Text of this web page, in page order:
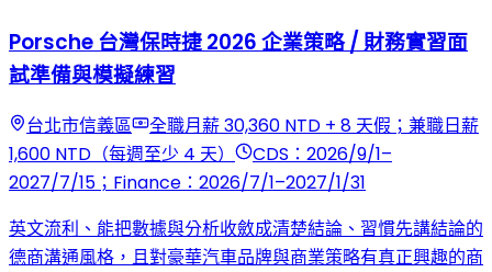
Porsche 台灣保時捷 2026 企業策略 / 財務實習面
試準備與模擬練習
台北市信義區
全職月薪 30,360 NTD + 8 天假；兼職日薪
1,600 NTD（每週至少 4 天）
CDS：2026/9/1–
2027/7/15；Finance：2026/7/1–2027/1/31
英文流利、能把數據與分析收斂成清楚結論、習慣先講結論的
德商溝通風格，且對豪華汽車品牌與商業策略有真正興趣的商